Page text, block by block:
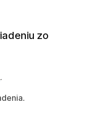
zo
.
.